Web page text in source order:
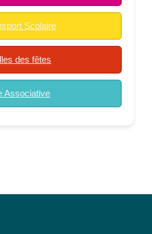
Scolaire
des fêtes
Associative